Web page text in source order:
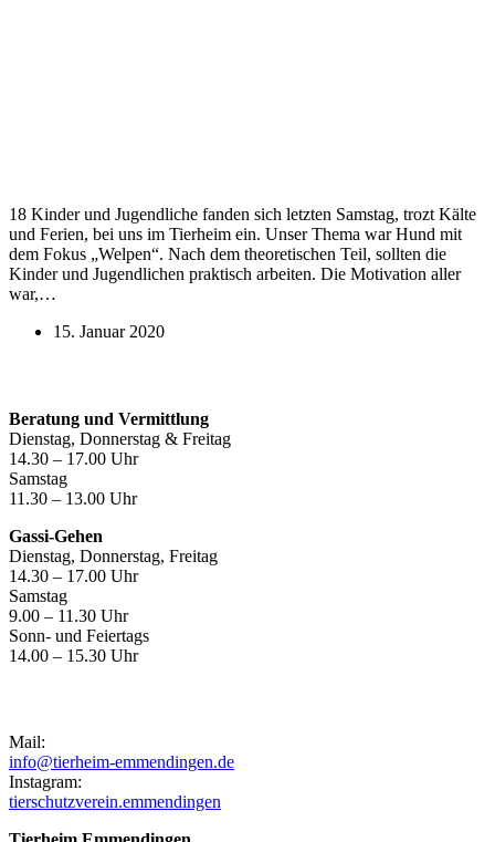
18 Kinder und Jugendliche fanden sich letzten Samstag, trozt Kälte
und Ferien, bei uns im Tierheim ein. Unser Thema war Hund mit
dem Fokus „Welpen“. Nach dem theoretischen Teil, sollten die
Kinder und Jugendlichen praktisch arbeiten. Die Motivation aller
war,…
15. Januar 2020
Beratung und Vermittlung
Dienstag, Donnerstag & Freitag
14.30 – 17.00 Uhr
Samstag
11.30 – 13.00 Uhr
Gassi-Gehen
Dienstag, Donnerstag, Freitag
14.30 – 17.00 Uhr
Samstag
9.00 – 11.30 Uhr
Sonn- und Feiertags
14.00 – 15.30 Uhr
Mail:
info@tierheim-emmendingen.de
Instagram:
tierschutzverein.emmendingen